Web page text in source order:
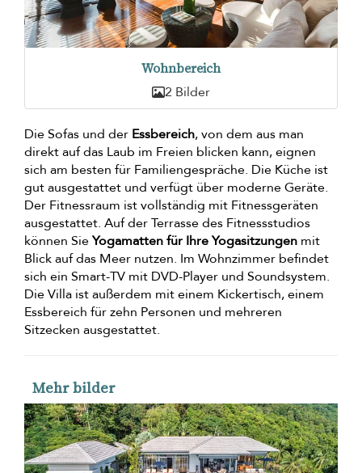
Wohnbereich
2 Bilder
Die Sofas und der Essbereich, von dem aus man
direkt auf das Laub im Freien blicken kann, eignen
sich am besten für Familiengespräche. Die Küche ist
gut ausgestattet und verfügt über moderne Geräte.
Der Fitnessraum ist vollständig mit Fitnessgeräten
ausgestattet. Auf der Terrasse des Fitnessstudios
können SieYogamatten für Ihre Yogasitzungen mit
Blick auf das Meer nutzen. Im Wohnzimmer befindet
sich ein Smart-TV mit DVD-Player und Soundsystem.
Die Villa ist außerdem mit einem Kickertisch, einem
Essbereich für zehn Personen und mehreren
Sitzecken ausgestattet.
Mehr bilder